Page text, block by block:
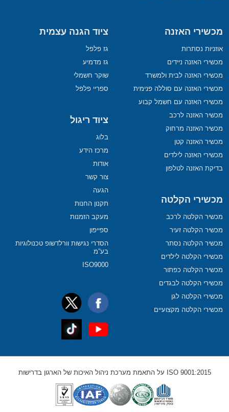
מכשירי האזנה
אוזניות נסתרות
מכשירי האזנה ניידים
מכשירי האזנה לבית ולמשרד
מכשירי האזנה עם סוללה פנימית
מכשירי האזנה עם חשמל קבוע
מכשיר האזנה לרכב
מכשיר האזנה מרחוק
מכשיר האזנה קטן
מכשירי האזנה לילדים
בדיקת האזנה לטלפון
מכשירי הקלטה
מכשיר הקלטה לרכב
מכשיר הקלטה זעיר
מכשיר הקלטה נסתר
מכשירי הקלטה לילדים
מכשיר הקלטה כפתור
מכשירי הקלטה לבגדים
מכשירי הקלטה לגן
מכשירי הקלטה מקצועיים
ציוד הגנה עצמית
גז פלפל
גז מדמיע
שוקר חשמלי
ספריי פלפל
ציוד ריגול
בלוג
מרכז הידע
אודות
צור קשר
הגעה
תקנון החנות
מעקב הזמנות
ספייפון
הסדרי נגישות וורלדשופ טכנולוגיות
בע”מ
ISO9000
ISO 9001:2015 על התאמת מערכת ניהול האיכות של הארגון בדרישות